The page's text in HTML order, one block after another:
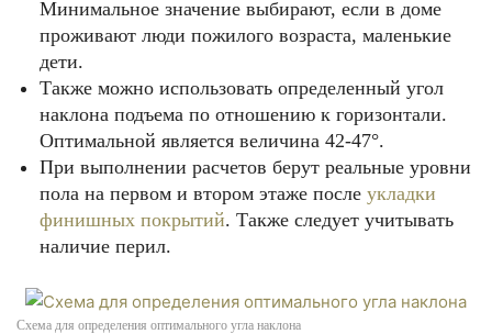
Минимальное значение выбирают, если в доме
проживают люди пожилого возраста, маленькие
дети.
Также можно использовать определенный угол
наклона подъема по отношению к горизонтали.
Оптимальной является величина 42-47°.
При выполнении расчетов берут реальные уровни
пола на первом и втором этаже после укладки
финишных покрытий. Также следует учитывать
наличие перил.
Схема для определения оптимального угла наклона